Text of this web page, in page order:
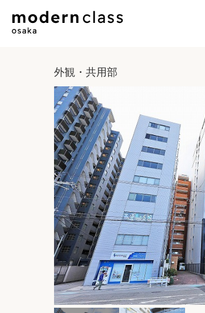
外観・共用部